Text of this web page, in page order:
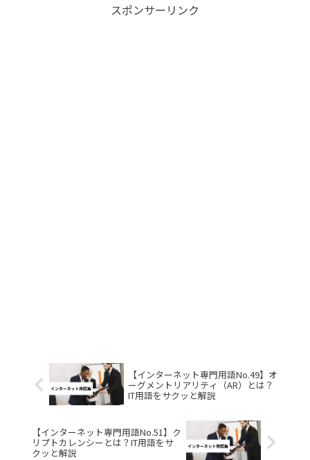
スポンサーリンク
【インターネット専門用語No.49】オ
ーグメントリアリティ（AR）とは？
IT用語をサクッと解説
【インターネット専門用語No.51】ク
リプトカレンシーとは？IT用語をサ
クッと解説